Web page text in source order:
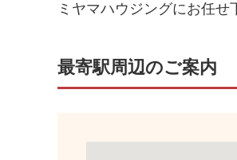
ミヤマハウジングにお任せ
最寄駅周辺のご案内